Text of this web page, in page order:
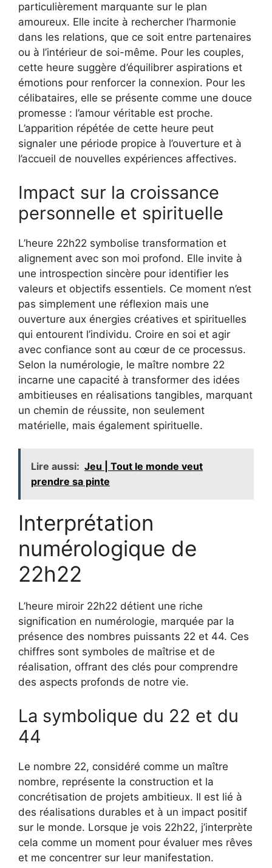
particulièrement marquante sur le plan
amoureux. Elle incite à rechercher l’harmonie
dans les relations, que ce soit entre partenaires
ou à l’intérieur de soi-même. Pour les couples,
cette heure suggère d’équilibrer aspirations et
émotions pour renforcer la connexion. Pour les
célibataires, elle se présente comme une douce
promesse : l’amour véritable est proche.
L’apparition répétée de cette heure peut
signaler une période propice à l’ouverture et à
l’accueil de nouvelles expériences affectives.
Impact sur la croissance
personnelle et spirituelle
L’heure 22h22 symbolise transformation et
alignement avec son moi profond. Elle invite à
une introspection sincère pour identifier les
valeurs et objectifs essentiels. Ce moment n’est
pas simplement une réflexion mais une
ouverture aux énergies créatives et spirituelles
qui entourent l’individu. Croire en soi et agir
avec confiance sont au cœur de ce processus.
Selon la numérologie, le maître nombre 22
incarne une capacité à transformer des idées
ambitieuses en réalisations tangibles, marquant
un chemin de réussite, non seulement
matérielle, mais également spirituelle.
Lire aussi: Jeu | Tout le monde veut
prendre sa pinte
Interprétation
numérologique de
22h22
L’heure miroir 22h22 détient une riche
signification en numérologie, marquée par la
présence des nombres puissants 22 et 44. Ces
chiffres sont symboles de maîtrise et de
réalisation, offrant des clés pour comprendre
des aspects profonds de notre vie.
La symbolique du 22 et du
44
Le nombre 22, considéré comme un maître
nombre, représente la construction et la
concrétisation de projets ambitieux. Il est lié à
des réalisations durables et à un impact positif
sur le monde. Lorsque je vois 22h22, j’interprète
cela comme un moment pour évaluer mes rêves
et me concentrer sur leur manifestation.